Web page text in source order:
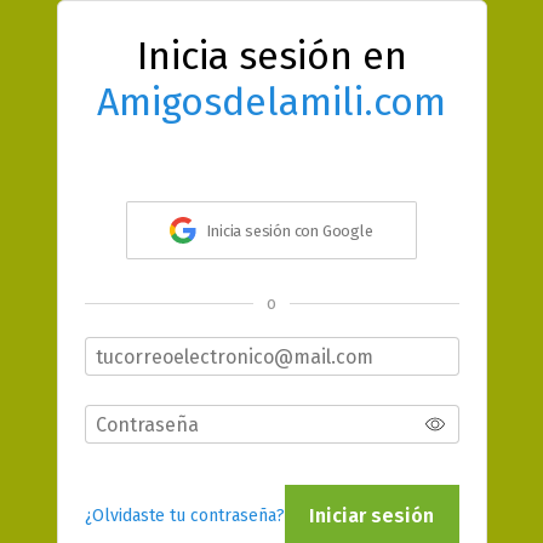
Inicia sesión en
Amigosdelamili.com
Inicia sesión con Google
o
¿Olvidaste tu contraseña? Iniciar sesión